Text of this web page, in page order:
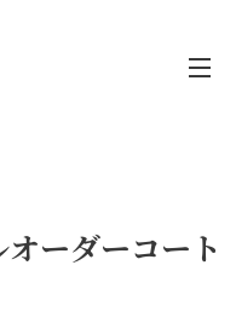
ーダーコート